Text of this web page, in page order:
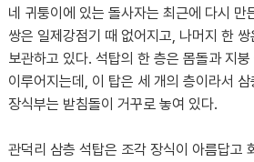
네 귀퉁이에 있는 돌사자는 최근에 다시 만
쌍은 일제강점기 때 없어지고, 나머지 한
보관하고 있다. 석탑의 한 층은 몸돌과 지
이루어지는데, 이 탑은 세 개의 층이라서 삼
장식부는 받침돌이 거꾸로 놓여 있다.
관덕리 삼층 석탑은 조각 장식이 아름답고